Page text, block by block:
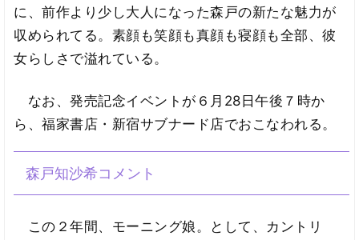
に、前作より少し大人になった森戸の新たな魅力が
収められてる。素顔も笑顔も真顔も寝顔も全部、彼
女らしさで溢れている。
なお、発売記念イベントが６月28日午後７時か
ら、福家書店・新宿サブナード店でおこなわれる。
森戸知沙希コメント
この２年間、モーニング娘。として、カントリ